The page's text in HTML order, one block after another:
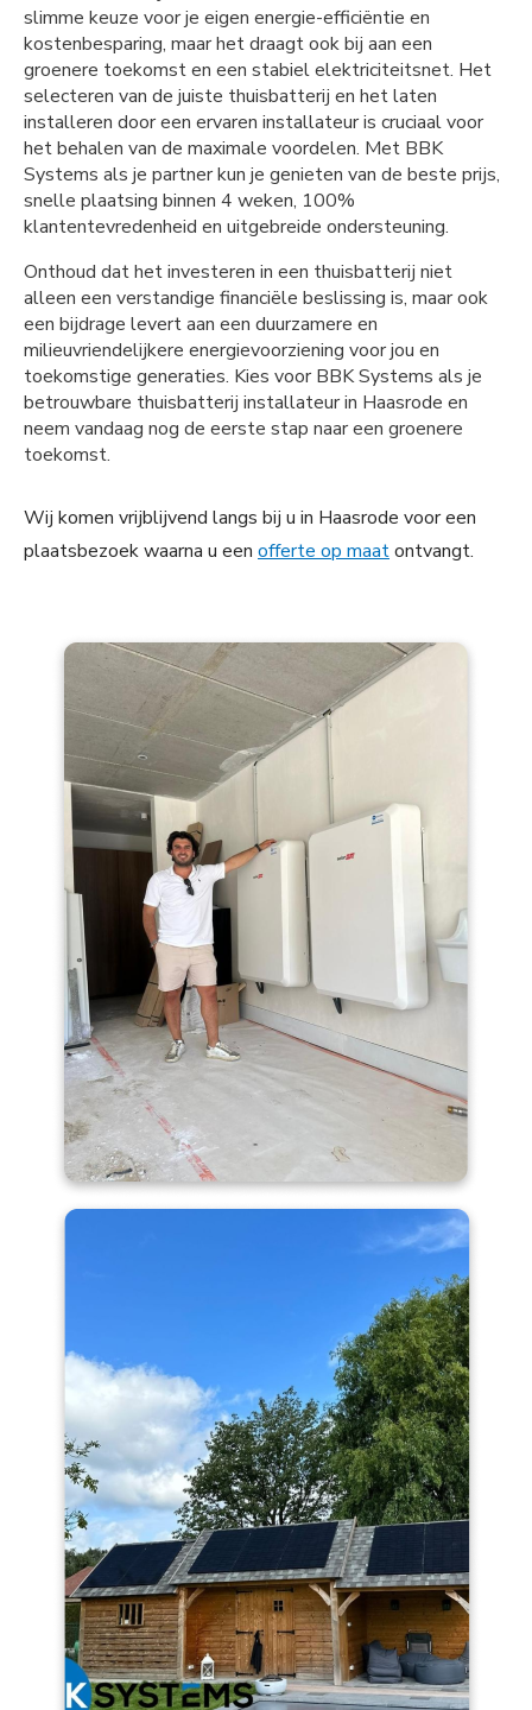
slimme keuze voor je eigen energie-efficiëntie en
kostenbesparing, maar het draagt ook bij aan een
groenere toekomst en een stabiel elektriciteitsnet. Het
selecteren van de juiste thuisbatterij en het laten
installeren door een ervaren installateur is cruciaal voor
het behalen van de maximale voordelen. Met BBK
Systems als je partner kun je genieten van de beste prijs,
snelle plaatsing binnen 4 weken, 100%
klantentevredenheid en uitgebreide ondersteuning.
Onthoud dat het investeren in een thuisbatterij niet
alleen een verstandige financiële beslissing is, maar ook
een bijdrage levert aan een duurzamere en
milieuvriendelijkere energievoorziening voor jou en
toekomstige generaties. Kies voor BBK Systems als je
betrouwbare thuisbatterij installateur in Haasrode en
neem vandaag nog de eerste stap naar een groenere
toekomst.
Wij komen vrijblijvend langs bij u in Haasrode voor een
plaatsbezoek waarna u een offerte op maatontvangt.